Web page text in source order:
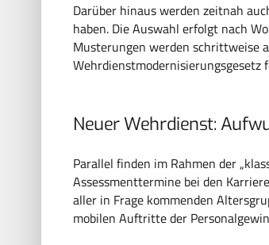
Darüber hinaus werden zeitnah
haben. Die Auswahl erfolgt nach
Musterungen werden schrittweise
Neuer Wehrdienst:
Parallel finden im Rahmen der
Assessmenttermine bei den
aller in Frage kommenden
mobilen Auftritte der